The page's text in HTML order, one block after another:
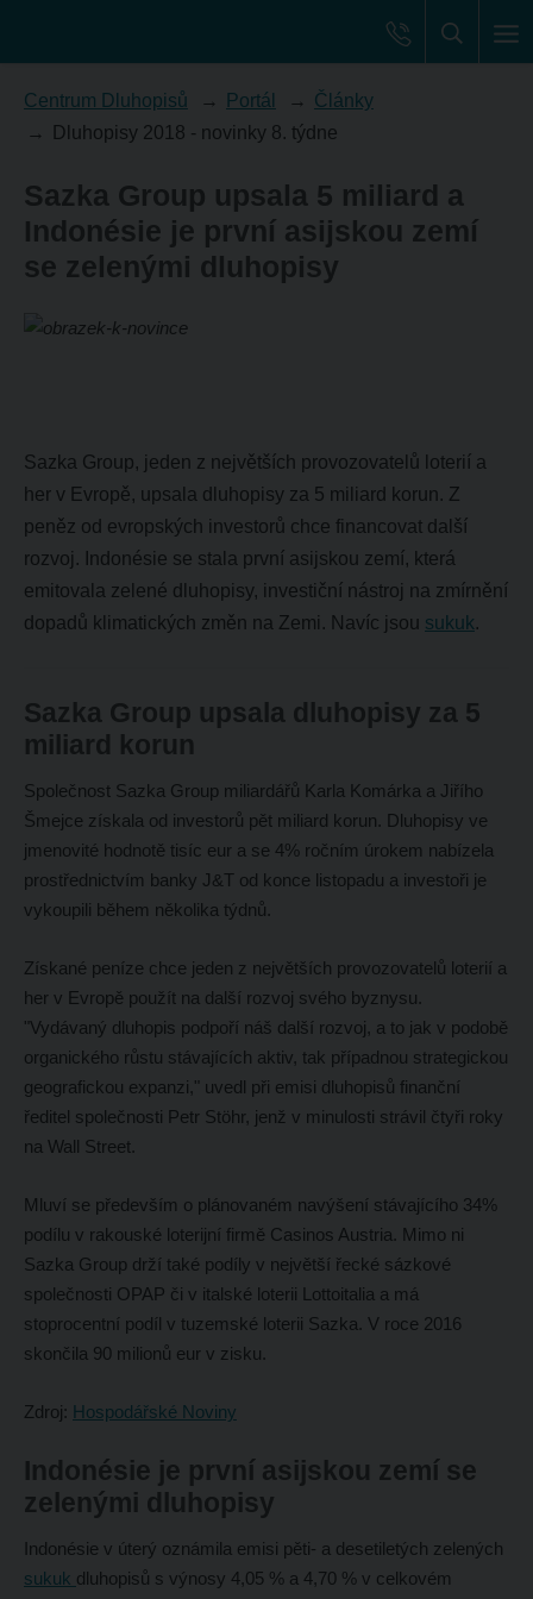
Centrum Dluhopisů Portál
Články
Dluhopisy 2018 - novinky 8. týdne
Sazka Group upsala 5 miliard a
Indonésie je první asijskou zemí
se zelenými dluhopisy
Sazka Group, jeden z největších provozovatelů loterií a
her v Evropě, upsala dluhopisy za 5 miliard korun. Z
peněz od evropských investorů chce financovat další
rozvoj. Indonésie se stala první asijskou zemí, která
emitovala zelené dluhopisy, investiční nástroj na zmírnění
dopadů klimatických změn na Zemi. Navíc jsou sukuk.
Sazka Group upsala dluhopisy za 5
miliard korun
Společnost Sazka Group miliardářů Karla Komárka a Jiřího
Šmejce získala od investorů pět miliard korun. Dluhopisy ve
jmenovité hodnotě tisíc eur a se 4% ročním úrokem nabízela
prostřednictvím banky J&T od konce listopadu a investoři je
vykoupili během několika týdnů.
Získané peníze chce jeden z největších provozovatelů loterií a
her v Evropě použít na další rozvoj svého byznysu.
"Vydávaný dluhopis podpoří náš další rozvoj, a to jak v podobě
organického růstu stávajících aktiv, tak případnou strategickou
geografickou expanzi," uvedl při emisi dluhopisů finanční
ředitel společnosti Petr Stöhr, jenž v minulosti strávil čtyři roky
na Wall Street.
Mluví se především o plánovaném navýšení stávajícího 34%
podílu v rakouské loterijní firmě Casinos Austria. Mimo ni
Sazka Group drží také podíly v největší řecké sázkové
společnosti OPAP či v italské loterii Lottoitalia a má
stoprocentní podíl v tuzemské loterii Sazka. V roce 2016
skončila 90 milionů eur v zisku.
Zdroj: Hospodářské Noviny
Indonésie je první asijskou zemí se
zelenými dluhopisy
Indonésie v úterý oznámila emisi pěti- a desetiletých zelených
sukuk dluhopisů s výnosy 4,05 % a 4,70 % v celkovém